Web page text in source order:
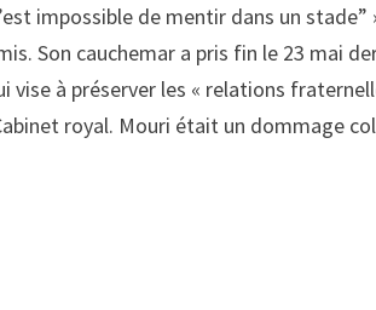
impossible de mentir dans un stade”
Son cauchemar a pris fin le 23 mai
vise à préserver les « relations
royal. Mouri était un dommage